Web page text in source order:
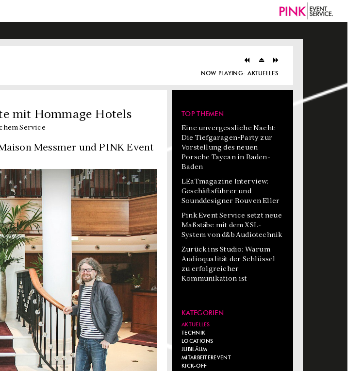
NOW PLAYING: AKTUELLES
mit Hommage Hotels
Service
Messmer und PINK Event
TOP THEMEN
Eine unvergessliche Nacht:
Die Tiefgaragen-Party zur
Vorstellung des neuen
Porsche Taycan in Baden-
Baden
LEaTmagazine Interview:
Geschäftsführer und
Sounddesigner Rouven Eller
Pink Event Service setzt neue
Maßstäbe mit dem XSL-
System von d&b Audiotechnik
Zurück ins Studio: Warum
Audioqualität der Schlüssel
zu erfolgreicher
Kommunikation ist
KATEGORIEN
AKTUELLES
TECHNIK
LOCATIONS
JUBILÄUM
MITARBEITEREVENT
KICK-OFF